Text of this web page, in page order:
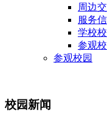
周边
服务
学校
参观
参观校园
校园新闻